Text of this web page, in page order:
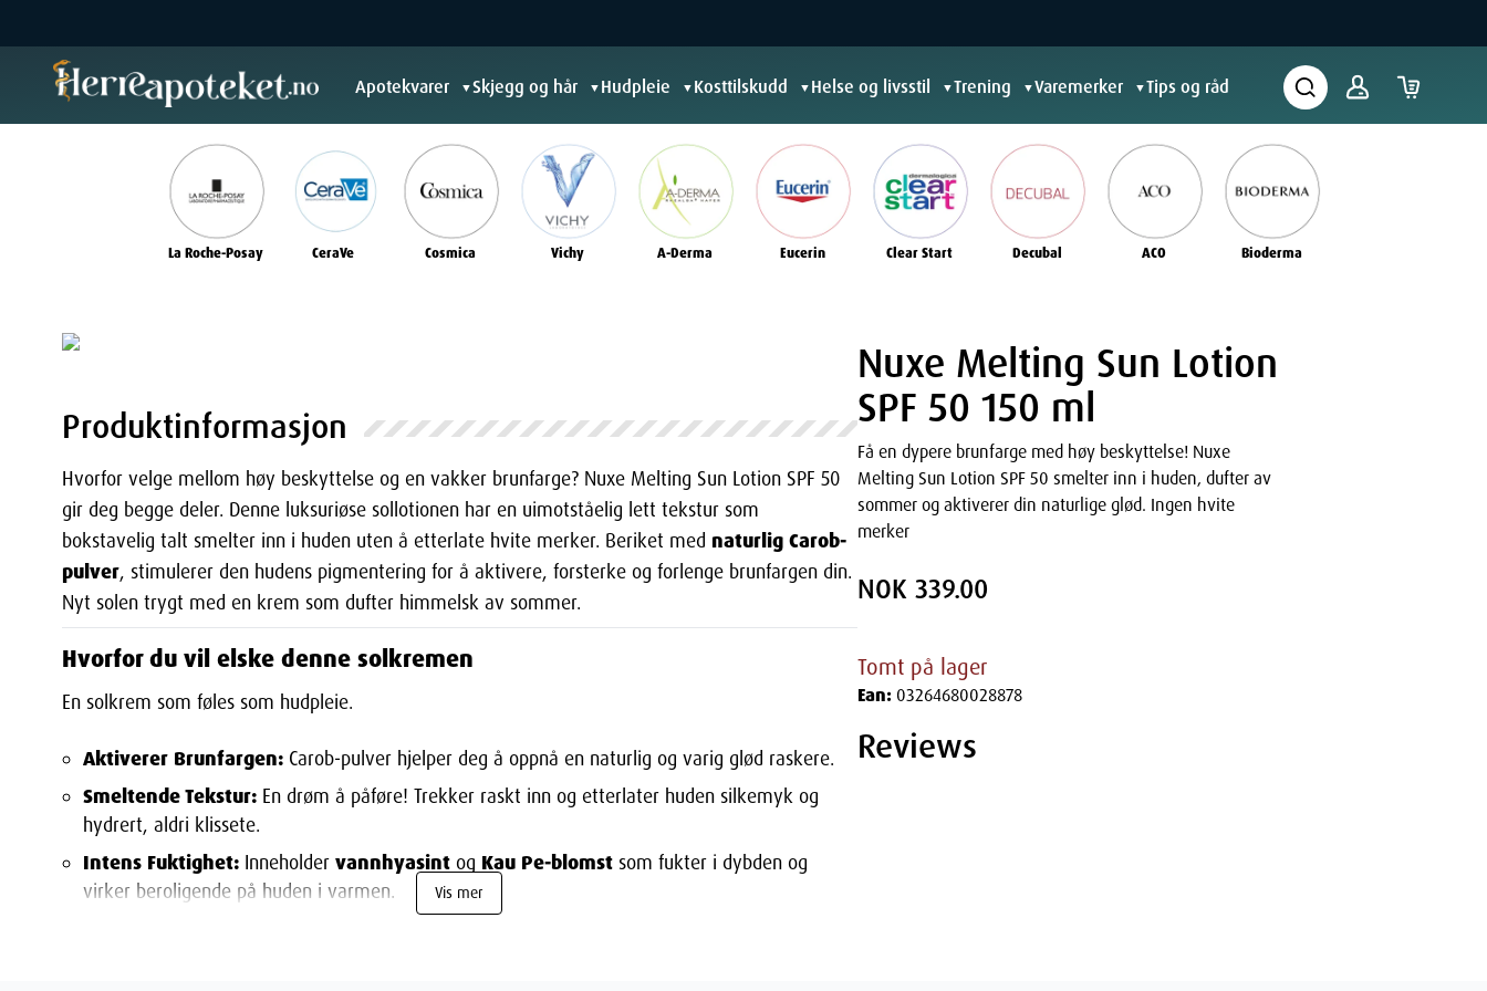
Apotekvarer ▼Skjegg og hår ▼ Hudpleie ▼ Kosttilskudd ▼ Helse og livsstil ▼Trening ▼Varemerker ▼Tips og råd
La Roche-Posay CeraVe Cosmica Vichy A-Derma Eucerin Clear Start Decubal ACO Bioderma
Produktinformasjon
Hvorfor velge mellom høy beskyttelse og en vakker brunfarge? Nuxe Melting Sun Lotion SPF 50
gir deg begge deler. Denne luksuriøse sollotionen har en uimotståelig lett tekstur som
bokstavelig talt smelter inn i huden uten å etterlate hvite merker. Beriket med naturlig Carob-
pulver, stimulerer den hudens pigmentering for å aktivere, forsterke og forlenge brunfargen din.
Nyt solen trygt med en krem som dufter himmelsk av sommer.
Hvorfor du vil elske denne solkremen
En solkrem som føles som hudpleie.
Aktiverer Brunfargen: Carob-pulver hjelper deg å oppnå en naturlig og varig glød raskere.
Smeltende Tekstur: En drøm å påføre! Trekker raskt inn og etterlater huden silkemyk og
hydrert, aldri klissete.
Intens Fuktighet: Inneholdervannhyasint og Kau Pe-blomst som fukter i dybden og
virker beroligende på huden i varmen.
Vis mer
Nuxe Melting Sun Lotion
SPF 50 150 ml
Få en dypere brunfarge med høy beskyttelse! Nuxe
Melting Sun Lotion SPF 50 smelter inn i huden, dufter av
sommer og aktiverer din naturlige glød. Ingen hvite
merker
NOK 339.00
Tomt på lager
Ean: 03264680028878
Reviews